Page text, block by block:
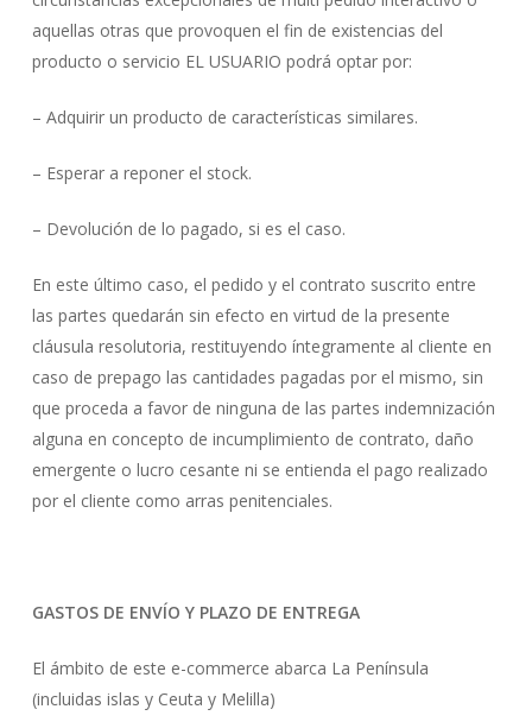
aquellas otras que provoquen el fin de existencias del
producto o servicio EL USUARIO podrá optar por:
– Adquirir un producto de características similares.
– Esperar a reponer el stock.
– Devolución de lo pagado, si es el caso.
En este último caso, el pedido y el contrato suscrito entre
las partes quedarán sin efecto en virtud de la presente
cláusula resolutoria, restituyendo íntegramente al cliente en
caso de prepago las cantidades pagadas por el mismo, sin
que proceda a favor de ninguna de las partes indemnización
alguna en concepto de incumplimiento de contrato, daño
emergente o lucro cesante ni se entienda el pago realizado
por el cliente como arras penitenciales.
GASTOS DE ENVÍO Y PLAZO DE ENTREGA
El ámbito de este e-commerce abarca La Península
(incluidas islas y Ceuta y Melilla)